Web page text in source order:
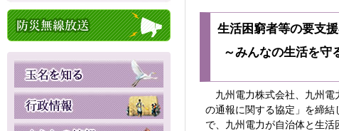
生活困窮者等の要支
～みんなの生活を守
九州電力株式会社、九州電
の通報に関する協定」を締
で、九州電力が自治体と生